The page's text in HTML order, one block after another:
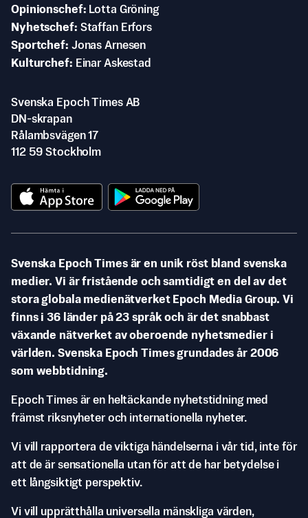
Opinionschef
Lotta Gröning
Nyhetschef Staffan Erfors
Sportchef Jonas Arnesen
Kulturchef
Einar Askestad
Svenska Epoch Times AB
DN-skrapan
Rålambsvägen 17
112 59 Stockholm
Svenska Epoch Times är en unik röst bland svenska
medier. Vi är fristående och samtidigt en del av det
stora globala medienätverket Epoch Media Group. Vi
finns i 36 länder på 23 språk och är det snabbast
växande nätverket av oberoende nyhetsmedier i
världen. Svenska Epoch Times grundades år 2006
som webbtidning.
Epoch Times är en heltäckande nyhetstidning med
främst riksnyheter och internationella nyheter.
Vi vill rapportera de viktiga händelserna i vår tid, inte för
att de är sensationella utan för att de har betydelse i
ett långsiktigt perspektiv.
Vi vill upprätthålla universella mänskliga värden,